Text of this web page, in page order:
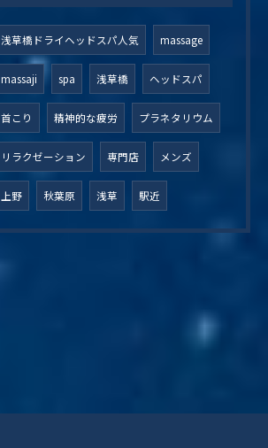
浅草橋ドライヘッドスパ人気 massage
massaji spa 浅草橋 ヘッドスパ
首こり 精神的な疲労 プラネタリウム
リラクゼーション 専門店 メンズ
上野 秋葉原 浅草 駅近